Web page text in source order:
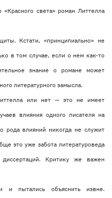
света» роман Литтелла
Кстати, «принципиально» не
в том случае, если о нем как-то
знание о романе может
литературного замысла.
или нет — это не имеет
влияния одного писателя на
рода влияний никогда не служит
это уже забота литературоведа
Критику же важен
и пытались объяснить извне.